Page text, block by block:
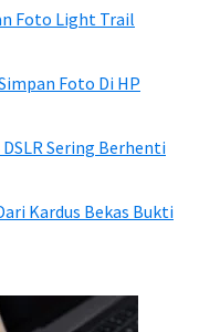
Foto Light Trail
Foto Di HP
Sering Berhenti
Kardus Bekas Bukti